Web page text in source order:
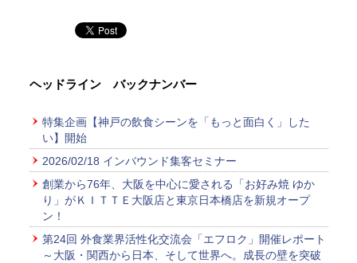
ヘッドライン バックナンバー
特集企画【神戸の飲食シーンを「もっと面白く」した
い】開始
2026/02/18 インバウンド集客セミナー
創業から76年、大阪を中心に愛される「お好み焼 ゆか
り」がＫＩＴＴＥ大阪店と東京日本橋店を新規オープ
ン！
第24回 外食業界活性化交流会「エフロク」開催レポート
～大阪・関西から日本、そして世界へ。成長の壁を突破